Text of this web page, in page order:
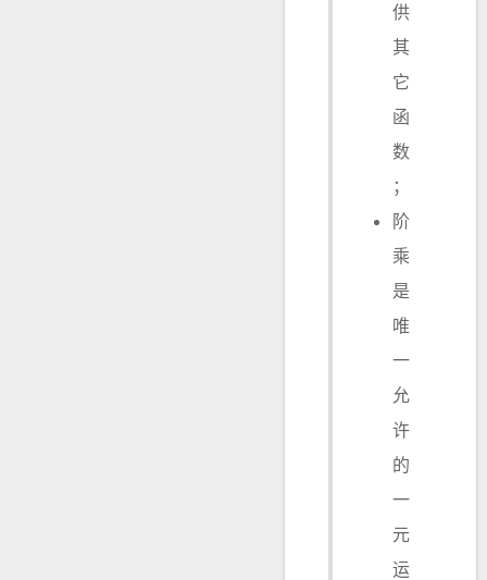
供
其
它
函
数
；
阶
乘
是
唯
一
允
许
的
一
元
运